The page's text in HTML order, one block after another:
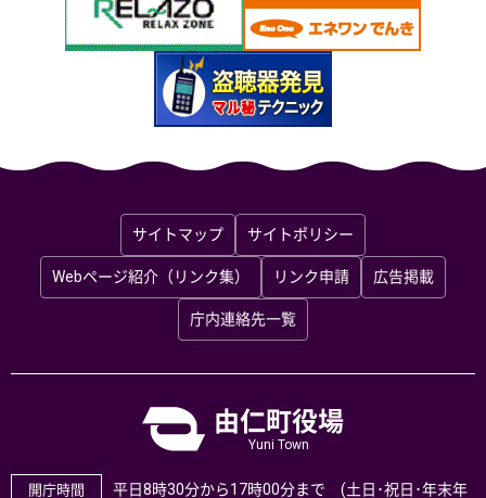
サイトマップ サイトポリシー
Webページ紹介（リンク集） リンク申請 広告掲載
庁内連絡先一覧
由仁町役場
Yuni Town
開庁時間 平日8時30分から17時00分まで (土日･祝日･年末年